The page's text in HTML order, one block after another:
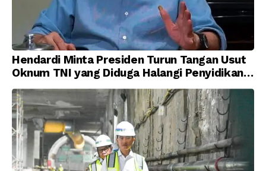
Hendardi Minta Presiden Turun Tangan Usut
Oknum TNI yang Diduga Halangi Penyidikan
Korupsi